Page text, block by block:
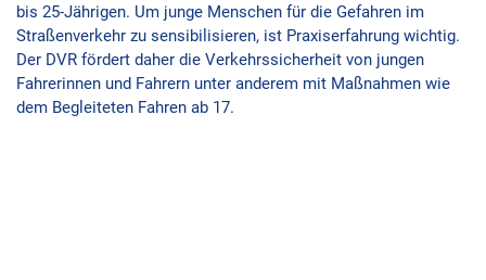
bis 25-Jährigen. Um junge Menschen für die Gefahren im
Straßenverkehr zu sensibilisieren, ist Praxiserfahrung wichtig.
Der DVR fördert daher die Verkehrssicherheit von jungen
Fahrerinnen und Fahrern unter anderem mit Maßnahmen wie
dem Begleiteten Fahren ab 17.